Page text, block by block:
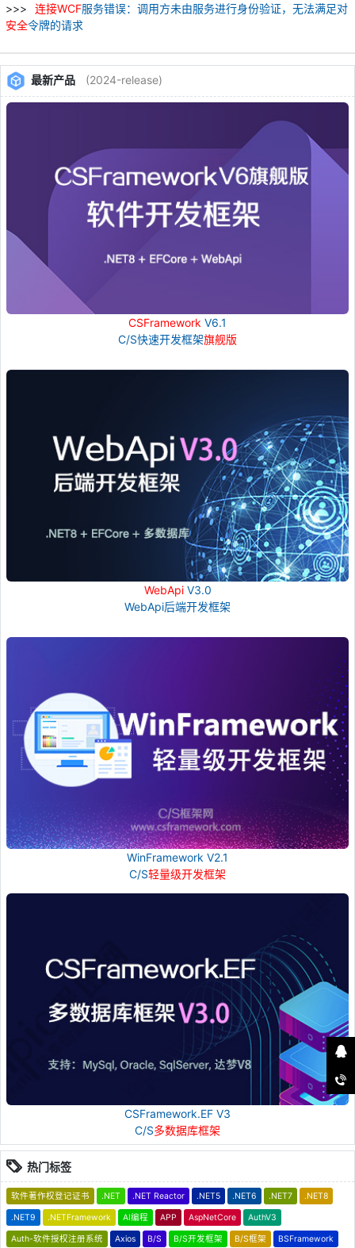
连接WCF服务错误：调用方未由服务进行身份验证，无法满足对
安全令牌的请求
最新产品 (2024-release)
CSFramework V6.1
C/S快速开发框架旗舰版
WebApiV3.0
WebApi后端开发框架
WinFramework V2.1
C/S轻量级开发框架
CSFramework.EF V3
C/S多数据库框架
热门标签
软件著作权登记证书 .NET .NET Reactor .NET5 .NET6 .NET7 .NET8
.NET9 .NETFramework AI编程 APP AspNetCore AuthV3
Auth-软件授权注册系统 Axios B/S B/S开发框架 B/S框架 BSFramework